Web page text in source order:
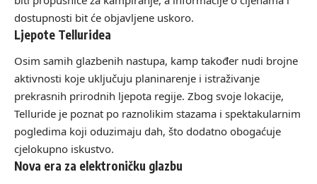
dostupnosti bit će objavljene uskoro.
Ljepote Telluridea
Osim samih glazbenih nastupa, kamp također nudi brojne
aktivnosti koje uključuju planinarenje i istraživanje
prekrasnih prirodnih ljepota regije. Zbog svoje lokacije,
Telluride je poznat po raznolikim stazama i spektakularnim
pogledima koji oduzimaju dah, što dodatno obogaćuje
cjelokupno iskustvo.
Nova era za elektroničku glazbu